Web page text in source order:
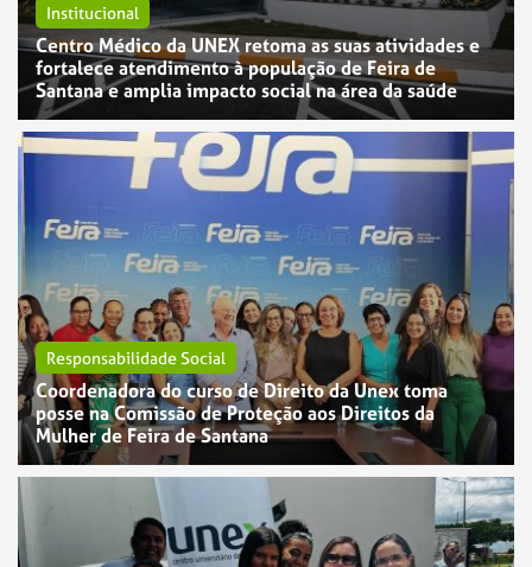
Institucional
Centro Médico da UNEX retoma as suas atividades e
fortalece atendimento à população de Feira de
Santana e amplia impacto social na área da saúde
Responsabilidade Social
Coordenadora do curso de Direito da Unex toma
posse na Comissão de Proteção aos Direitos da
Mulher de Feira de Santana